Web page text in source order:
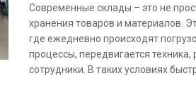
Современные склады – это не
хранения товаров и материалов.
где ежедневно происходят
процессы, передвигается техника,
сотрудники. В таких условиях